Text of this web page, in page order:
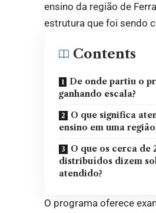
ensino da região de
estrutura que foi sendo
Contents
De onde partiu o
ganhando escala?
O que significa
ensino em uma
O que os cerca de
distribuídos dizem
atendido?
O programa oferece